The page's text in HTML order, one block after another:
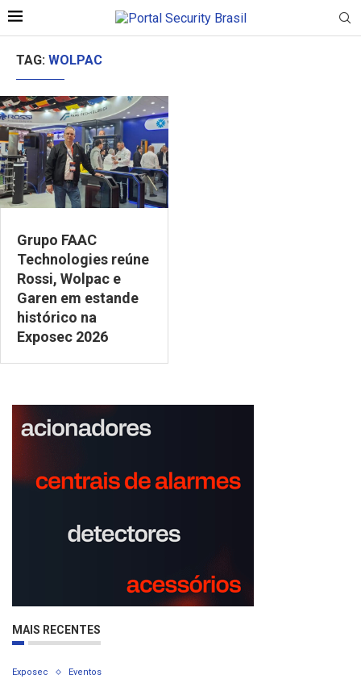
TAG: WOLPAC
Grupo FAAC
Technologies reúne
Rossi, Wolpac e
Garen em estande
histórico na
Exposec 2026
MAIS RECENTES
Exposec Eventos